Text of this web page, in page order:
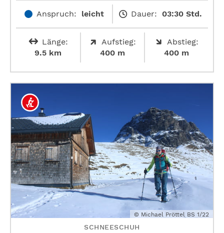
Anspruch: leicht Dauer: 03:30 Std.
Länge:
9.5 km
Aufstieg:
400 m
Abstieg:
400 m
© Michael Pröttel BS 1/22
SCHNEESCHUH